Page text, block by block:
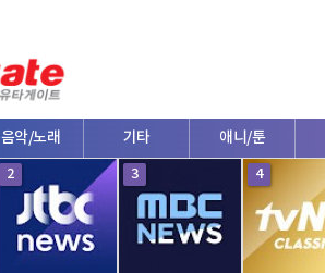
음악/노래 기타 애니/툰
2 3 4